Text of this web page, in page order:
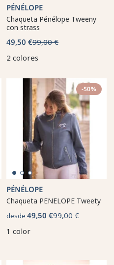
PÉNÉLOPE
Chaqueta Pénélope Tweeny
con strass
49,50 €99,00 €
2 colores
-50%
PÉNÉLOPE
Chaqueta PENELOPE Tweety
desde 49,50 €99,00 €
1 color